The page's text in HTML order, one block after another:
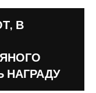
В
НАГРАДУ